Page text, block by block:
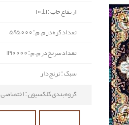
ارتفاع خاب : 1±10
تعداد گره در م.م : 595000
تعداد سرنخ در م.م : 1190000
سبک : ترنج دار
گروه بندی کلکسیون : اختصاصی